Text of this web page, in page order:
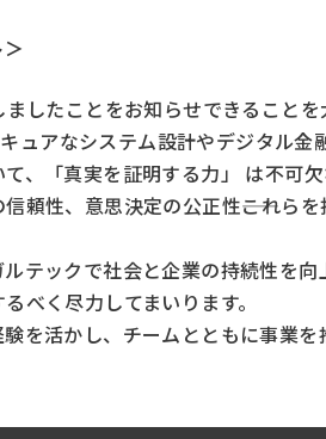
したことをお知らせできることを
ュアなシステム設計やデジタル
、「真実を証明する力」 は不可欠
頼性、意思決定の公正性――これ
テックで社会と企業の持続性を
べく尽力してまいります。
を活かし、チームとともに事業